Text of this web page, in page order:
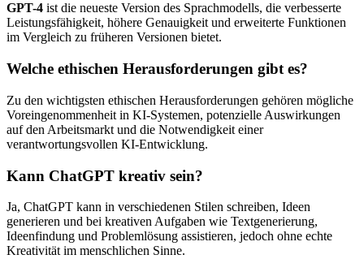
GPT-4 ist die neueste Version des Sprachmodells, die verbesserte
Leistungsfähigkeit, höhere Genauigkeit und erweiterte Funktionen
im Vergleich zu früheren Versionen bietet.
Welche ethischen Herausforderungen gibt es?
Zu den wichtigsten ethischen Herausforderungen gehören mögliche
Voreingenommenheit in KI-Systemen, potenzielle Auswirkungen
auf den Arbeitsmarkt und die Notwendigkeit einer
verantwortungsvollen KI-Entwicklung.
Kann ChatGPT kreativ sein?
Ja, ChatGPT kann in verschiedenen Stilen schreiben, Ideen
generieren und bei kreativen Aufgaben wie Textgenerierung,
Ideenfindung und Problemlösung assistieren, jedoch ohne echte
Kreativität im menschlichen Sinne.